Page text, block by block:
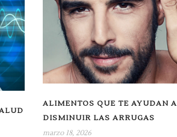
ALIMENTOS QUE TE AYUDAN A
DISMINUIR LAS ARRUGAS
marzo 18, 2026